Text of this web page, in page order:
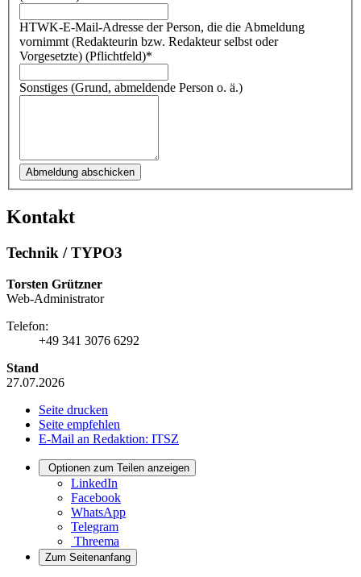
HTWK-E-Mail-Adresse der Person, die die Abmeldung
vornimmt (Redakteurin bzw. Redakteur selbst oder
Vorgesetzte) (Pflichtfeld)*
Sonstiges (Grund, abmeldende Person o. ä.)
Kontakt
Technik / TYPO3
Torsten Grützner
Web-Administrator
Telefon:
+49 341 3076 6292
Stand
27.07.2026
Seite drucken
Seite empfehlen
E-Mail an Redaktion: ITSZ
Optionen zum Teilen anzeigen
LinkedIn
Facebook
WhatsApp
Telegram
Threema
Zum Seitenanfang